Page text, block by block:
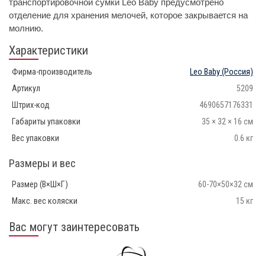
отделение для хранения мелочей, которое закрывается на
молнию.
Характеристики
Фирма-производитель Leo Baby(Россия)
Артикул
5209
Штрих-код
4690657176331
Габариты упаковки
35 × 32 × 16 см
Вес упаковки
0.6 кг
Размеры и вес
Размер (В×Ш×Г)
60-70×50×32 см
Макс. вес коляски
15 кг
Вас могут заинтересовать